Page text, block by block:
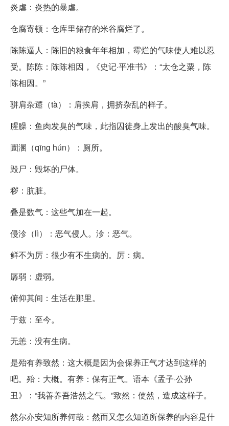
炎虐：炎热的暴虐。
仓腐寄顿：仓库里储存的米谷腐烂了。
陈陈逼人：陈旧的粮食年年相加，霉烂的气味使人难以忍
受。陈陈：陈陈相因，《史记·平准书》：“太仓之粟，陈
陈相因。”
骈肩杂遝（tà）：肩挨肩，拥挤杂乱的样子。
腥臊：鱼肉发臭的气味，此指囚徒身上发出的酸臭气味。
圊溷（qīng hún）：厕所。
毁尸：毁坏的尸体。
秽：肮脏。
叠是数气：这些气加在一起。
侵沴（lì）：恶气侵人。沴：恶气。
鲜不为厉：很少有不生病的。厉：病。
孱弱：虚弱。
俯仰其间：生活在那里。
于兹：至今。
无恙：没有生病。
是殆有养致然：这大概是因为会保养正气才达到这样的
吧。殆：大概。有养：保有正气。语本《孟子·公孙
丑》：“我善养吾浩然之气。”致然：使然，造成这样子。
然尔亦安知所养何哉：然而又怎么知道所保养的内容是什